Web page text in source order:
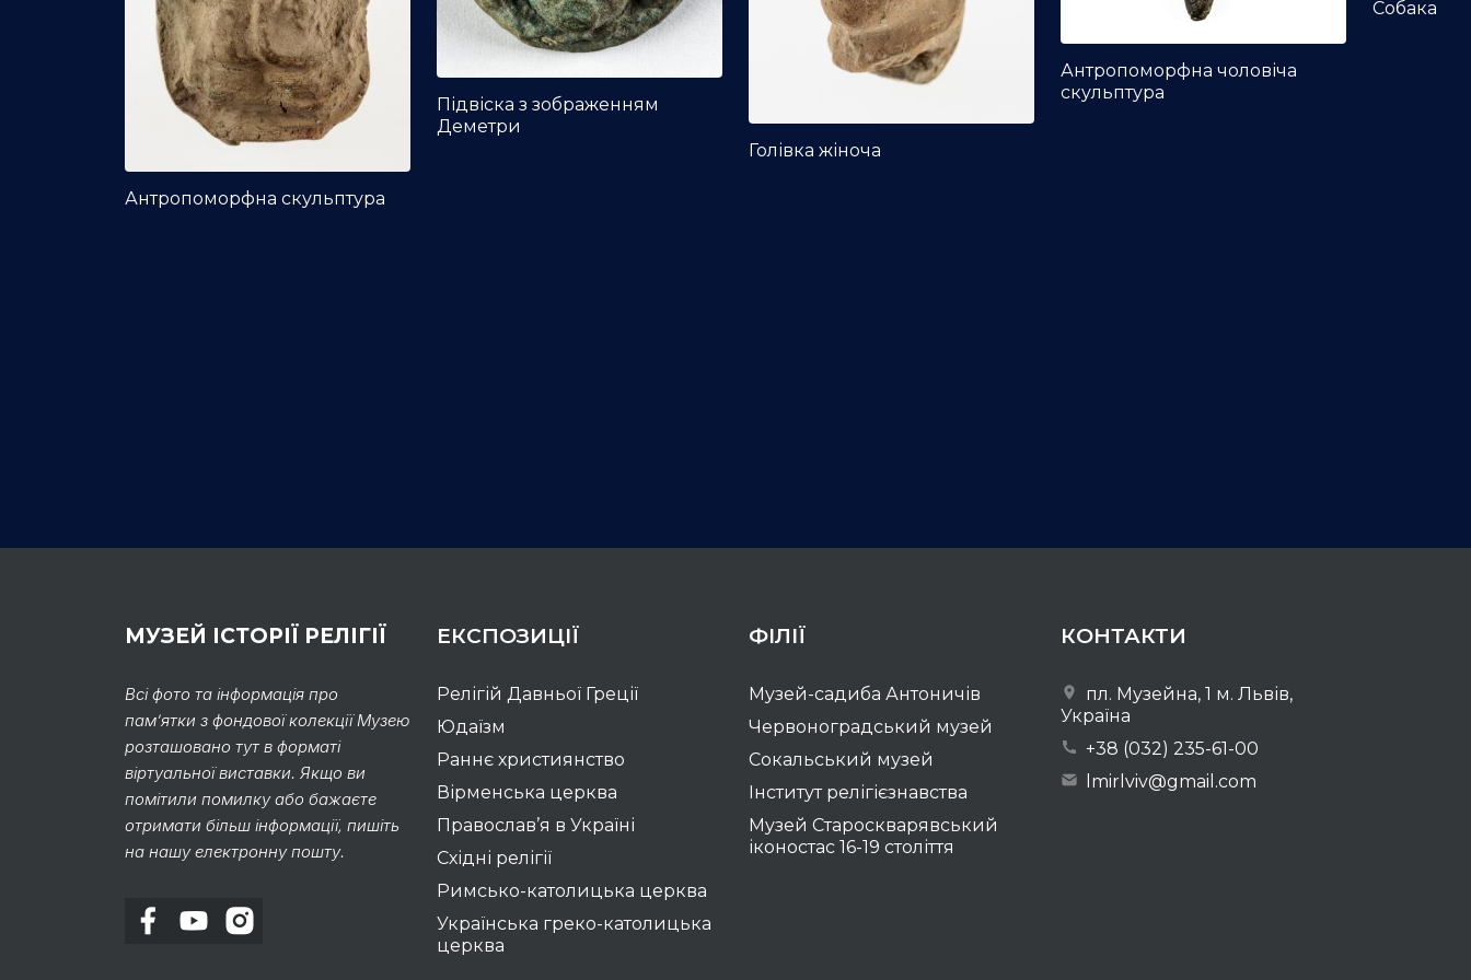
Антропоморфна скульптура
Підвіска з зображенням
Деметри
Голівка жіноча
Антропоморфна чоловіча
скульптура
Собака
МУЗЕЙ ІСТОРІЇ РЕЛІГІЇ
Всі фото та інформація про
пам’ятки з фондової колекції Музею
розташовано тут в форматі
віртуальної виставки. Якщо ви
помітили помилку або бажаєте
отримати більш інформації, пишіть
на нашу електронну пошту.
ЕКСПОЗИЦІЇ
Релігій Давньої Греції
Юдаїзм
Раннє християнство
Вірменська церква
Православ’я в Україні
Східні релігії
Римсько-католицька церква
Українська греко-католицька
церква
ФІЛІЇ
Музей-садиба Антоничів
Червоноградський музей
Сокальський музей
Інститут релігієзнавства
Музей Староскварявський
іконостас 16-19 cтоліття
КОНТАКТИ
пл. Музейна, 1 м. Львів,
Україна
+38 (032) 235-61-00
lmirlviv@gmail.com